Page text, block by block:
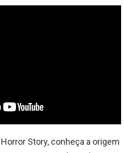
Story, conheça a origem